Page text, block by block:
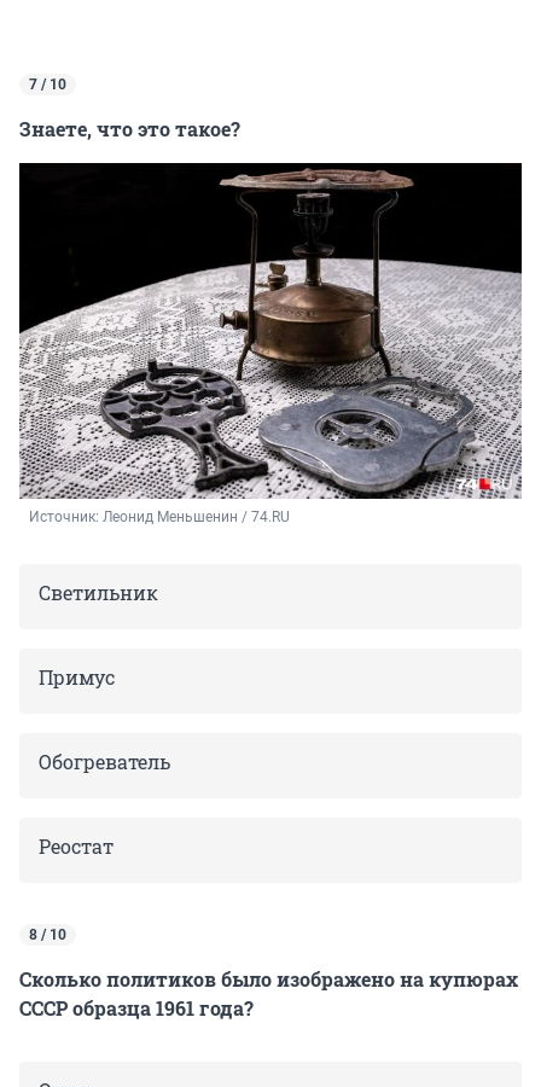
7 / 10
Знаете, что это такое?
Источник: Леонид Меньшенин / 74.RU
Светильник
Примус
Обогреватель
Реостат
8 / 10
Сколько политиков было изображено на купюрах
СССР образца 1961 года?